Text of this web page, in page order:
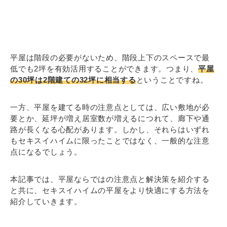
平屋は階段の必要がないため、階段上下のスペースで最
低でも2坪を有効活用することができます。つまり、平屋
の30坪は2階建ての32坪に相当するということですね。
一方、平屋を建てる時の注意点としては、広い敷地が必
要とか、延坪が増え居室数が増えるにつれて、廊下や通
路が長くなる心配があります。しかし、それらはいずれ
もセキスイハイムに限ったことではなく、一般的な注意
点になるでしょう。
本記事では、平屋ならではの注意点と解決策を紹介する
と共に、セキスイハイムの平屋をより快適にする方法を
紹介していきます。